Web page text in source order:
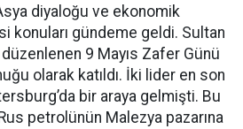
diyaloğu ve ekonomik
konuları gündeme geldi. Sultan
9 Mayıs Zafer Günü
olarak katıldı. İki lider en son
bir araya gelmişti. Bu
petrolünün Malezya pazarına